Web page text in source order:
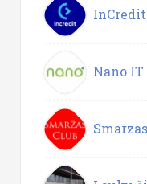
Nano IT